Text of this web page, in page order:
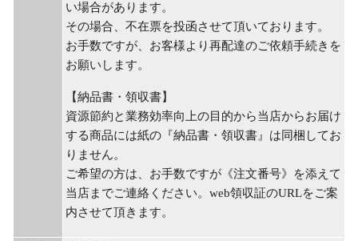
い場合があります。
その場合、不在票を投函させて頂いております。
お手数ですが、お客様より再配達のご依頼手続きを
お願いします。
【納品書・領収書】
資源節約と業務効率向上の目的から当店からお届け
する商品には紙の『納品書・領収書』は同梱してお
りません。
ご希望の方は、お手数ですが《注文番号》を添えて
当店までご連絡ください。web領収証のURLをご案
内させて頂きます。